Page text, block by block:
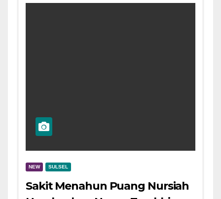
NEW SULSEL
Sakit Menahun Puang Nursiah